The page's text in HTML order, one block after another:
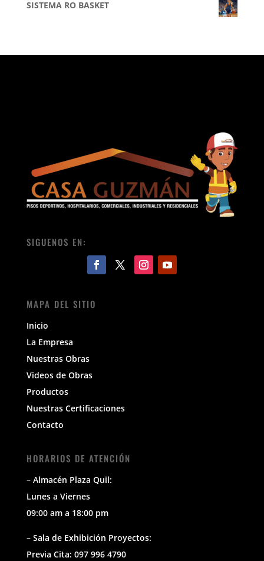
SISTEMA RO BASKET
SIGUENOS EN:
MAPA DEL SITIO
Inicio
La Empresa
Nuestras Obras
Videos de Obras
Productos
Nuestras Certificaciones
Contacto
HORARIOS DE ATENCIÓN
– Almacén Plaza Quil:
Lunes a Viernes
09:00 am a 18:00 pm
– Sala de Exhibición Proyectos:
Previa Cita: 097 996 4790